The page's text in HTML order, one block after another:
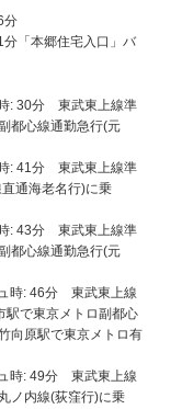
分
「本郷住宅入口」バ
: 30分 東武東上線準
都心線通勤急行(元
: 41分 東武東上線準
通海老名行)に乗
: 43分 東武東上線準
都心線通勤急行(元
時: 46分 東武東上線
駅で東京メトロ副都心
向原駅で東京メトロ有
時: 49分 東武東上線
ノ内線(荻窪行)に乗